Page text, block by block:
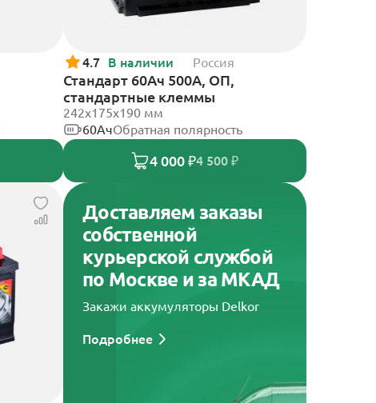
4.7 В наличии Россия
Стандарт 60Ач 500А, ОП,
стандартные клеммы
242x175x190 мм
60АчОбратная полярность
4 000 ₽4 500 ₽
Доставляем заказы
собственной
курьерской службой
по Москве и за МКАД
Закажи аккумуляторы Delkor
Подробнее